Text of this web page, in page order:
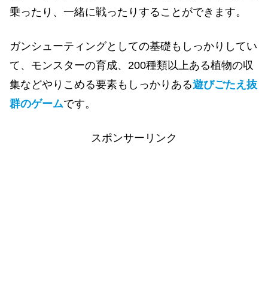
乗ったり、一緒に戦ったりすることができます。
ガンシューティングとしての基礎もしっかりしてい
て、モンスターの育成、200種類以上ある植物の収
集などやりこめる要素もしっかりある遊びごたえ抜
群のゲームです。
スポンサーリンク